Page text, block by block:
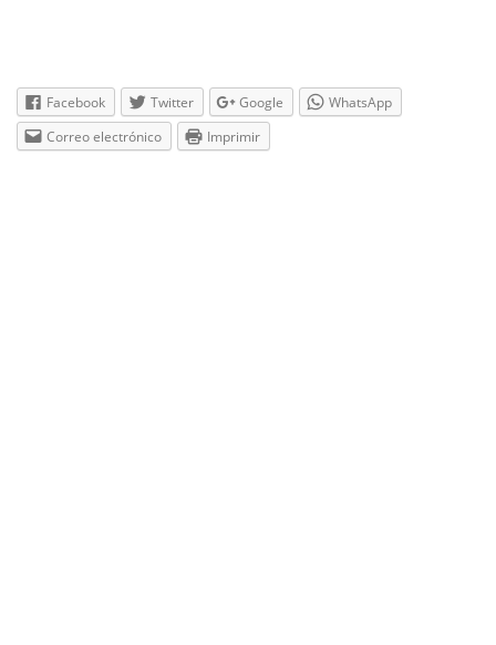
Facebook Twitter Google
WhatsApp
Correo electrónico
Imprimir